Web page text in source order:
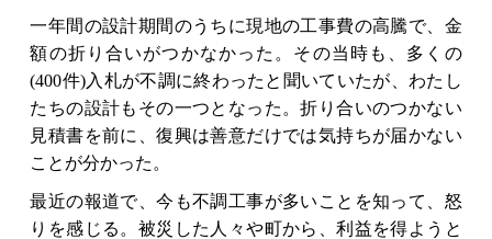
一年間の設計期間のうちに現地の工事費の高騰で、金
額の折り合いがつかなかった。その当時も、多くの
(400件)入札が不調に終わったと聞いていたが、わたし
たちの設計もその一つとなった。折り合いのつかない
見積書を前に、復興は善意だけでは気持ちが届かない
ことが分かった。
最近の報道で、今も不調工事が多いことを知って、怒
りを感じる。被災した人々や町から、利益を得ようと